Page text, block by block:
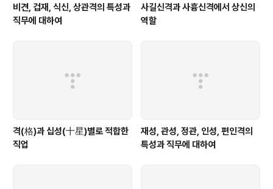
비견, 겁재, 식신, 상관격의 특성과
직무에 대하여
사길신격과 사흉신격에서 상신의
역할
격(格)과 십성(十星)별로 적합한
직업
재성, 관성, 정관, 인성, 편인격의
특성과 직무에 대하여